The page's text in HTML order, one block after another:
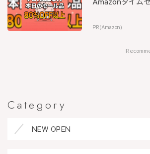
PR(Amazon)
Category
NEW OPEN